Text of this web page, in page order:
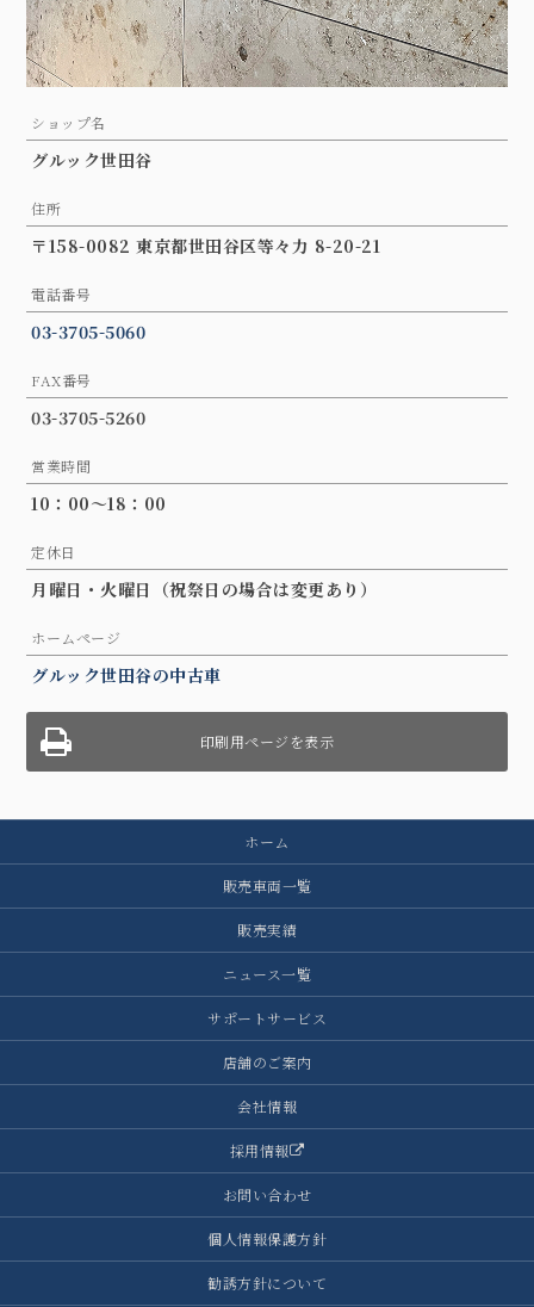
ショップ名
グルック世田谷
住所
〒158-0082 東京都世田谷区等々力 8-20-21
電話番号
03-3705-5060
FAX番号
03-3705-5260
営業時間
10：00〜18：00
定休日
月曜日・火曜日（祝祭日の場合は変更あり）
ホームページ
グルック世田谷の中古車
印刷用ページを表示
ホーム
販売車両一覧
販売実績
ニュース一覧
サポートサービス
店舗のご案内
会社情報
採用情報
お問い合わせ
個人情報保護方針
勧誘方針について